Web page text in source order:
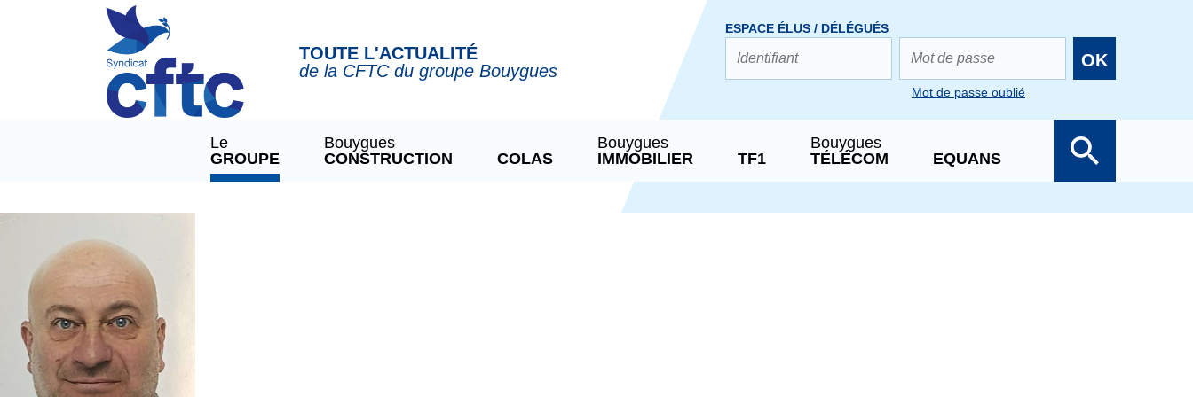
TOUTE L'ACTUALITÉ
de la CFTC du groupe Bouygues
ESPACE ÉLUS / DÉLÉGUÉS
OK
Mot de passe oublié
Le
GROUPE
Bouygues
CONSTRUCTION
COLAS
Bouygues
IMMOBILIER
TF1
Bouygues
TÉLÉCOM
EQUANS
Panneau de gestion des cookies